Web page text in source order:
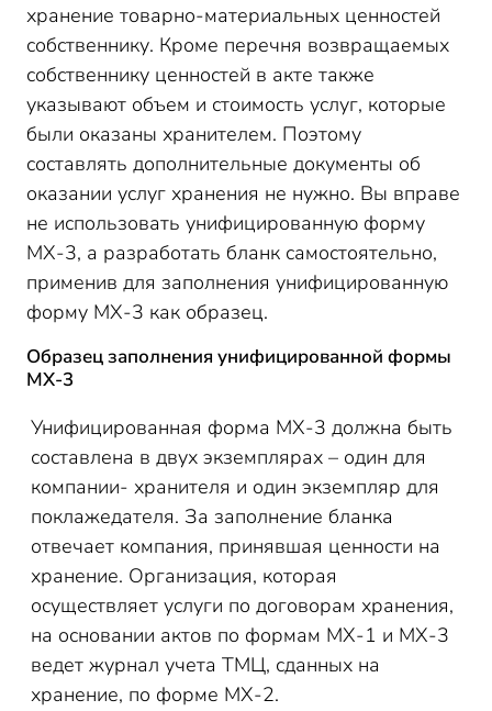
хранение товарно-материальных ценностей
собственнику. Кроме перечня возвращаемых
собственнику ценностей в акте также
указывают объем и стоимость услуг, которые
были оказаны хранителем. Поэтому
составлять дополнительные документы об
оказании услуг хранения не нужно. Вы вправе
не использовать унифицированную форму
МХ-3, а разработать бланк самостоятельно,
применив для заполнения унифицированную
форму МХ-3 как образец.
Образец заполнения унифицированной формы
МХ-3
Унифицированная форма МХ-3 должна быть
составлена в двух экземплярах – один для
компании- хранителя и один экземпляр для
поклажедателя. За заполнение бланка
отвечает компания, принявшая ценности на
хранение. Организация, которая
осуществляет услуги по договорам хранения,
на основании актов по формам МХ-1 и МХ-3
ведет журнал учета ТМЦ, сданных на
хранение, по форме МХ-2.